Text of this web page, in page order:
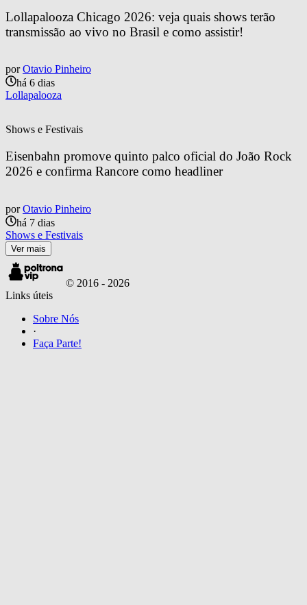
Lollapalooza Chicago 2026: veja quais shows terão
transmissão ao vivo no Brasil e como assistir!
por Otavio Pinheiro
há 6 dias
Lollapalooza
Shows e Festivais
Eisenbahn promove quinto palco oficial do João Rock
2026 e confirma Rancore como headliner
por Otavio Pinheiro
há 7 dias
Shows e Festivais
Ver mais
© 2016 - 2026
Links úteis
Sobre Nós
·
Faça Parte!